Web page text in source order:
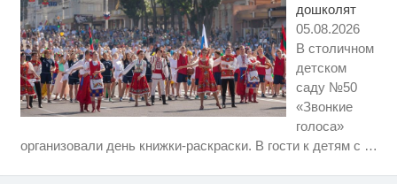
дошколят
05.08.2026
В столичном
детском
саду №50
«Звонкие
голоса»
организовали день книжки-раскраски. В гости к детям с …
пересмотришь не раз